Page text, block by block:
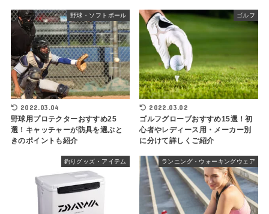
野球・ソフトボール
2022.03.04
野球用プロテクターおすすめ25
選！キャッチャーが防具を選ぶと
きのポイントも紹介
ゴルフ
2022.03.02
ゴルフグローブおすすめ15選！初
心者やレディース用・メーカー別
に分けて詳しくご紹介
釣りグッズ・アイテム ランニング・ウォーキングウェア